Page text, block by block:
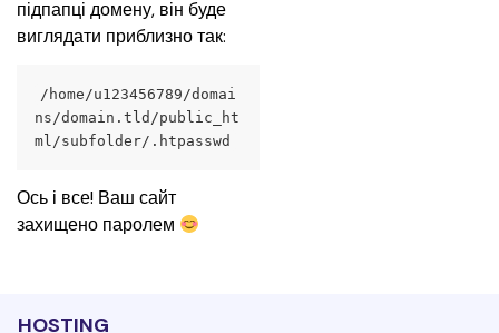
підпапці домену, він буде
виглядати приблизно так:
/home/u123456789/domai
ns/domain.tld/public_ht
ml/subfolder/.htpasswd
Ось і все! Ваш сайт
захищено паролем
HOSTING